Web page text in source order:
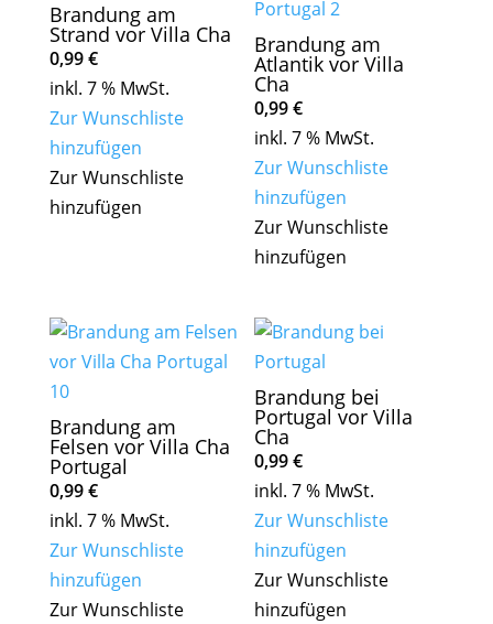
Brandung am
Strand vor Villa Cha
0,99€
inkl. 7 % MwSt.
Zur Wunschliste
hinzufügen
Zur Wunschliste
hinzufügen
Brandung am
Atlantik vor Villa
Cha
0,99€
inkl. 7 % MwSt.
Zur Wunschliste
hinzufügen
Zur Wunschliste
hinzufügen
Brandung am
Felsen vor Villa Cha
Portugal
0,99€
inkl. 7 % MwSt.
Zur Wunschliste
hinzufügen
Zur Wunschliste
Brandung bei
Portugal vor Villa
Cha
0,99€
inkl. 7 % MwSt.
Zur Wunschliste
hinzufügen
Zur Wunschliste
hinzufügen